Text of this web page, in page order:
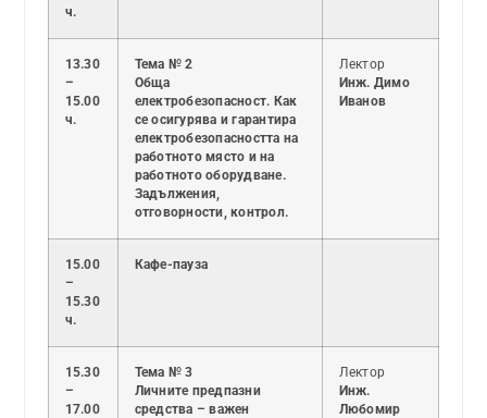
ч.
13.30
–
15.00
ч.
Тема № 2
Обща
електробезопасност. Как
се осигурява и гарантира
електробезопасността на
работното място и на
работното оборудване.
Задължения,
отговорности, контрол.
Лектор
Инж. Димо
Иванов
15.00
–
15.30
ч.
Кафе-пауза
15.30
–
17.00
Тема № 3
Личните предпазни
средства – важен
Лектор
Инж.
Любомир